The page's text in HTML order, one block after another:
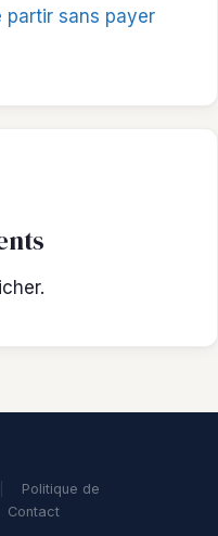
partir sans payer
Politique de
Contact